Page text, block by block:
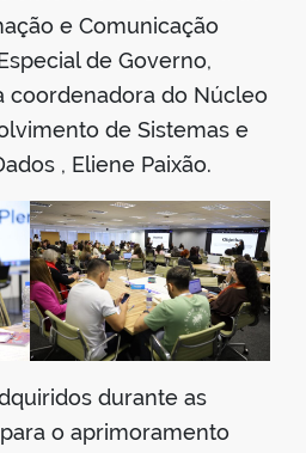
e Comunicação
de Governo,
coordenadora do Núcleo
de Sistemas e
, Eliene Paixão.
durante as
o aprimoramento